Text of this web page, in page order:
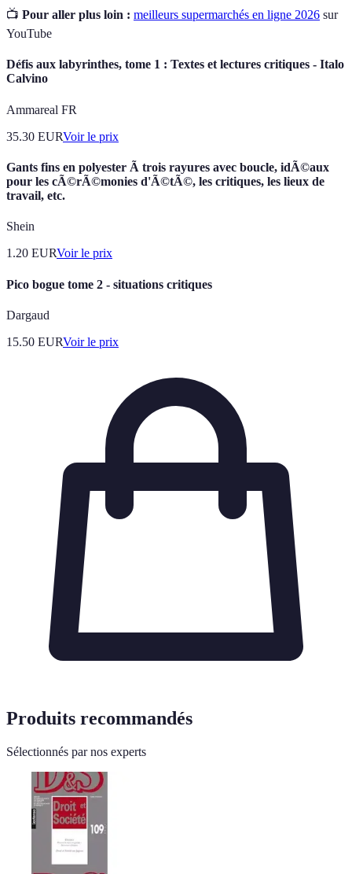
📺 Pour aller plus loin : meilleurs supermarchés en ligne 2026 sur
YouTube
Défis aux labyrinthes, tome 1 : Textes et lectures critiques - Italo
Calvino
Ammareal FR
35.30 EURVoir le prix
Gants fins en polyester Ã trois rayures avec boucle, idÃ©aux
pour les cÃ©rÃ©monies d'Ã©tÃ©, les critiques, les lieux de
travail, etc.
Shein
1.20 EURVoir le prix
Pico bogue tome 2 - situations critiques
Dargaud
15.50 EURVoir le prix
Produits recommandés
Sélectionnés par nos experts